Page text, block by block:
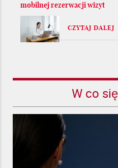
mobilnej rezerwacji wizyt
CZYTAJ DALEJ
W co